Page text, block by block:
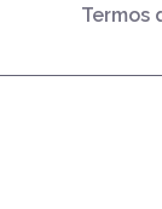
Termos